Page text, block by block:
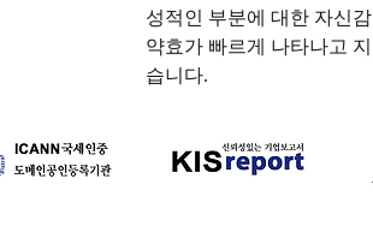
성적인 부분에 대한 자신
약효가 빠르게 나타나고
습니다.